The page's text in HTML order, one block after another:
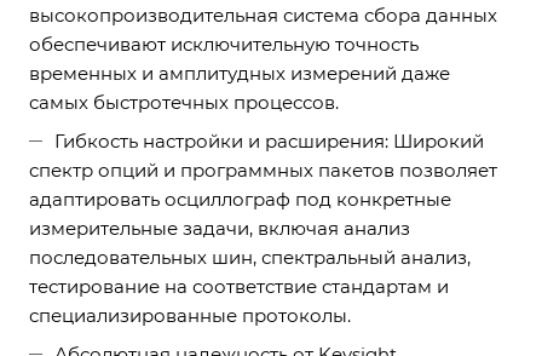
высокопроизводительная система сбора данных
обеспечивают исключительную точность
временных и амплитудных измерений даже
самых быстротечных процессов.
Гибкость настройки и расширения: Широкий
спектр опций и программных пакетов позволяет
адаптировать осциллограф под конкретные
измерительные задачи, включая анализ
последовательных шин, спектральный анализ,
тестирование на соответствие стандартам и
специализированные протоколы.